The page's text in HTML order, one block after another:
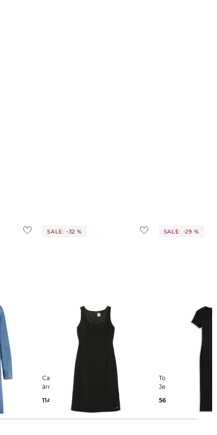
SALE: -32 %
Calvin Klein | Damen Etuikleid
ärmellos
114,75 €
169,90 €
SALE: -29 %
Tommy Jeans | Damen Kleid aus
Jersey
56,65 €